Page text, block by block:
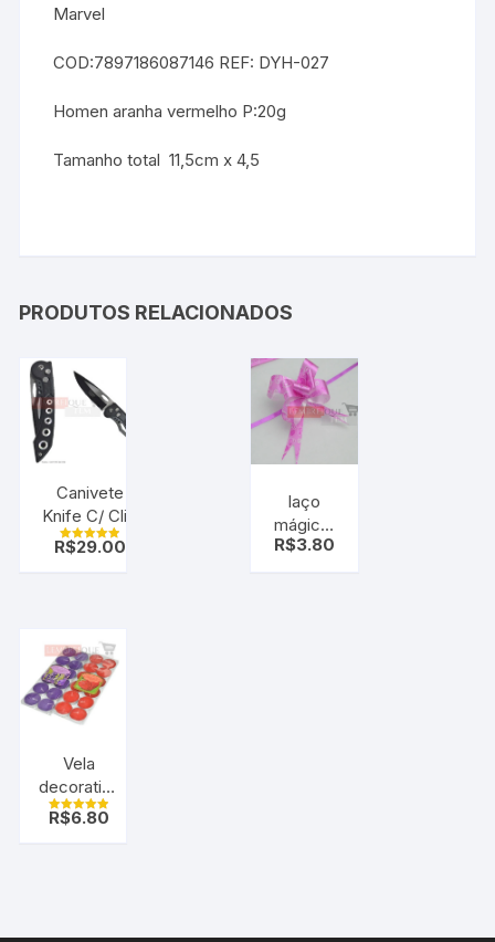
Marvel
COD:7897186087146 REF: DYH-027
Homen aranha vermelho P:20g
Tamanho total 11,5cm x 4,5
PRODUTOS RELACIONADOS
Canivete
Knife C/ Clip
sobrevivencia
Avaliação
R$29.00
laço
mágico,
laço fácil,
R$3.80
Vela
decorativa
e
Avaliação
R$6.80